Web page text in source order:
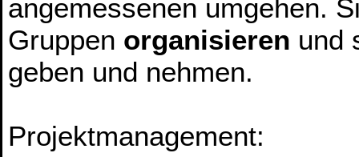
angemessenen umgehen.
Gruppen organisieren und
geben und nehmen.
Projektmanagement: